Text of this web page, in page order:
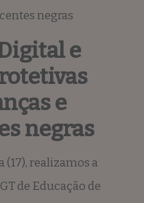
negras
e
e
negras
realizamos a
de Educação de